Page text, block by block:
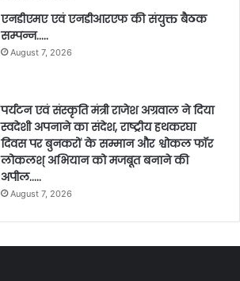
एनडीएमए एवं एनडीआरएफ की संयुक्त बैठक
सम्पन्न…..
August 7, 2026
पर्यटन एवं संस्कृति मंत्री राजेश अग्रवाल ने दिया
स्वदेशी अपनाने का संदेश, राष्ट्रीय हथकरघा
दिवस पर बुनकरों के सम्मान और श्वोकल फॉर
लोकलश् अभियान को मजबूत बनाने की
अपील…..
August 7, 2026